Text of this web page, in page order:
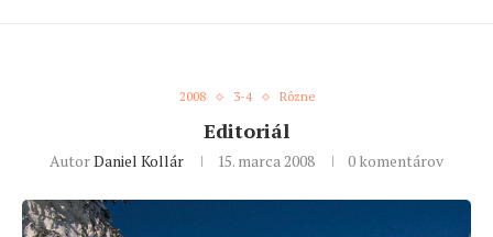
2008 3-4 Rôzne
Editoriál
AutorDaniel Kollár 15. marca 2008 0 komentárov